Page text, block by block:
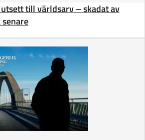
till världsarv – skadat av